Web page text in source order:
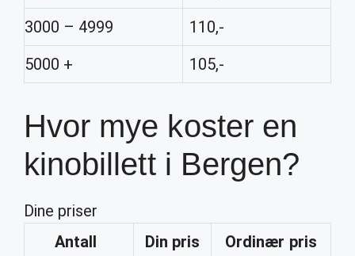
3000 – 4999
110,-
5000 +
105,-
Hvor mye koster en
kinobillett i Bergen?
Dine priser
Antall
Din pris
Ordinær pris